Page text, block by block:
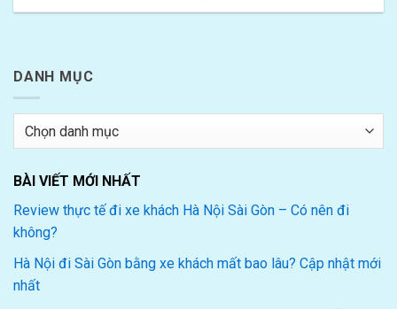
DANH MỤC
Danh
BÀI VIẾT MỚI NHẤT
Review thực tế đi xe khách Hà Nội Sài Gòn – Có nên đi
không?
Hà Nội đi Sài Gòn bằng xe khách mất bao lâu? Cập nhật mới
nhất